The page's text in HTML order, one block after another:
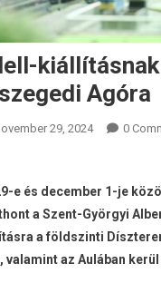
Agóra
29, 2024 0
e és december 1-je
a Szent-Györgyi
a földszinti
valamint az Aulában